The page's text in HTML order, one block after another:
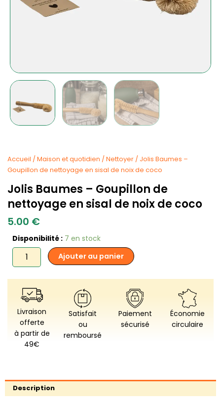
Accueil /Maison et quotidien /Nettoyer / Jolis Baumes –
Goupillon de nettoyage en sisal de noix de coco
Jolis Baumes – Goupillon de
nettoyage en sisal de noix de coco
5.00 €
Disponibilité : 7 en stock
quantité
de
Jolis
Baumes
-
Goupillon
de
nettoyage
en
sisal
de
noix
Ajouter au panier
Livraison
offerte
à partir de
49€
Satisfait
ou
remboursé
Paiement
sécurisé
Économie
circulaire
Description